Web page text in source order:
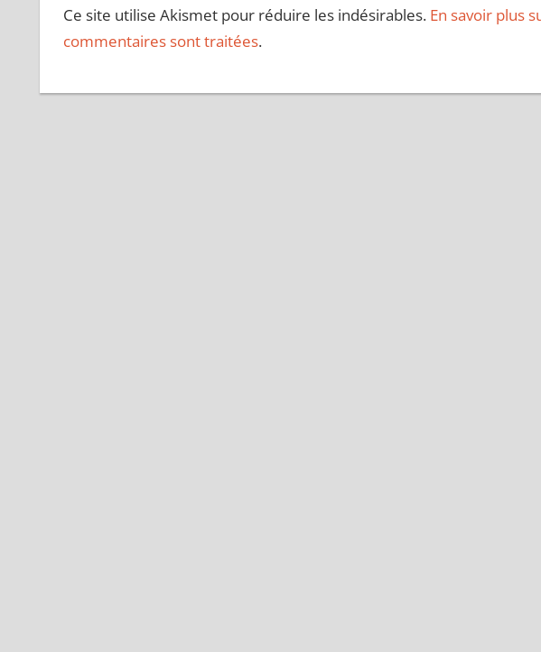
Ce site utilise Akismet pour réduire les indésirables. En savoir plus
commentaires sont traitées.